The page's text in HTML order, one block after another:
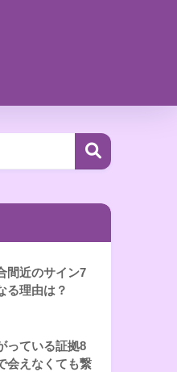
間近のサイン7
る理由は？
っている証拠8
会えなくても繋